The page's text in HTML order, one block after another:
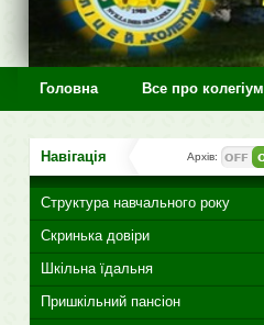
Головна Все про колегіум
Навігація Архів:
Структура навчального року
Скринька довіри
Шкільна їдальня
Пришкільний пансіон